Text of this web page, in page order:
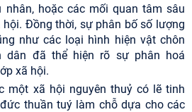
hoặc các mối quan tâm sâu
Đồng thời, sự phân bố số lượng
như các loại hình hiện vật chôn
dân đã thể hiện rõ sự phân hoá
xã hội.
một xã hội nguyên thuỷ có lẽ tinh
thuần tuý làm chỗ dựa cho các